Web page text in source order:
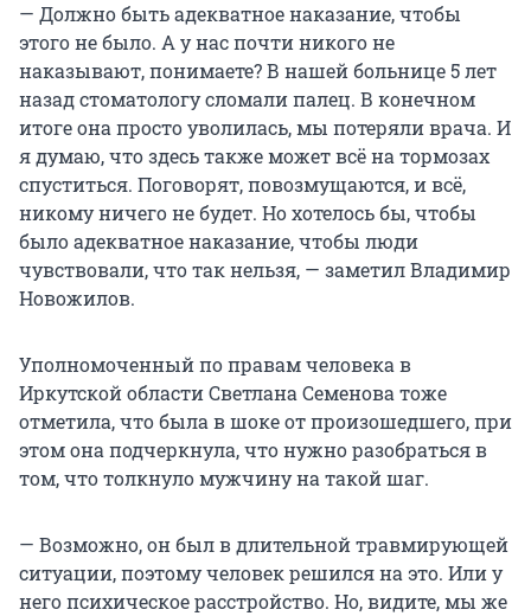
— Должно быть адекватное наказание, чтобы
этого не было. А у нас почти никого не
наказывают, понимаете? В нашей больнице 5 лет
назад стоматологу сломали палец. В конечном
итоге она просто уволилась, мы потеряли врача. И
я думаю, что здесь также может всё на тормозах
спуститься. Поговорят, повозмущаются, и всё,
никому ничего не будет. Но хотелось бы, чтобы
было адекватное наказание, чтобы люди
чувствовали, что так нельзя, — заметил Владимир
Новожилов.
Уполномоченный по правам человека в
Иркутской области Светлана Семенова тоже
отметила, что была в шоке от произошедшего, при
этом она подчеркнула, что нужно разобраться в
том, что толкнуло мужчину на такой шаг.
— Возможно, он был в длительной травмирующей
ситуации, поэтому человек решился на это. Или у
него психическое расстройство. Но, видите, мы же